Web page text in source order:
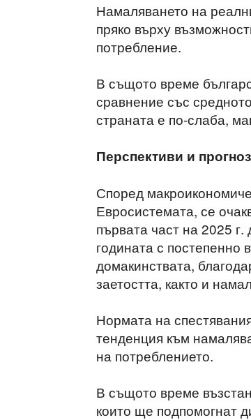
Намаляването на
пряко върху
потребление.
В същото време
сравнение със
страната е по-слаба,
Перспективи и
Според
Евросистемата, се
първата част на 2025
годината с постепенно
домакинствата,
заетостта, както и
Нормата на
тенденция към
на потреблението.
В същото време
които ще подпомогнат